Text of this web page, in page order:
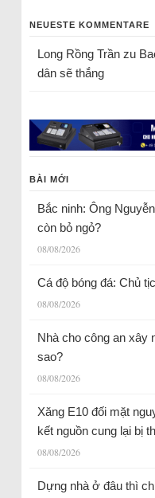
NEUESTE KOMMENTARE
Long Rồng Trầnzu
dân sẽ thắng
BÀI MỚI
Bắc ninh: Ông
còn bỏ ngỏ?
08/08/2026
Cá độ bóng đá: Chủ
08/08/2026
Nhà cho công an xây
sao?
08/08/2026
Xăng E10 đối mặt
kết nguồn cung lại bị
08/08/2026
Dựng nhà ở đâu thì